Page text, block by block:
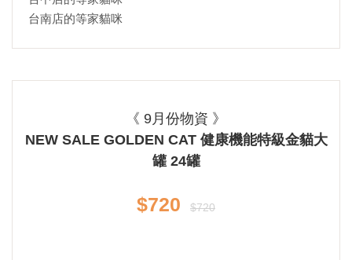
台南店的等家貓咪
《 9月份物資 》
NEW SALE GOLDEN CAT 健康機能特級金貓大
罐 24罐
$720 $720